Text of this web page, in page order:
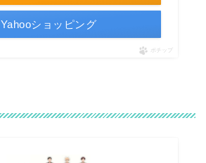
Yahooショッピング
ポチップ